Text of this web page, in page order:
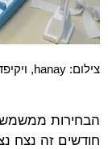
צילום: hanay, ויקיפדיה
הבחירות
חודשים זה נצח